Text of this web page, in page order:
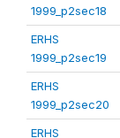
1999_p2sec18
ERHS
1999_p2sec19
ERHS
1999_p2sec20
ERHS